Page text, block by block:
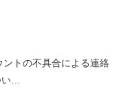
ントの不具合による連絡
…